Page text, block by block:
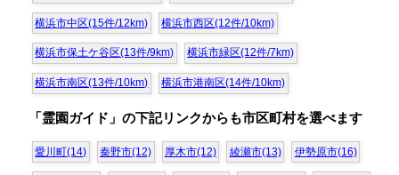
横浜市中区(15件/12km) 横浜市西区(12件/10km)
横浜市保土ケ谷区(13件/9km) 横浜市緑区(12件/7km)
横浜市南区(13件/10km) 横浜市港南区(14件/10km)
「霊園ガイド」の下記リンクからも市区町村を選べます
愛川町(14) 秦野市(12) 厚木市(12) 綾瀬市(13) 伊勢原市(16)